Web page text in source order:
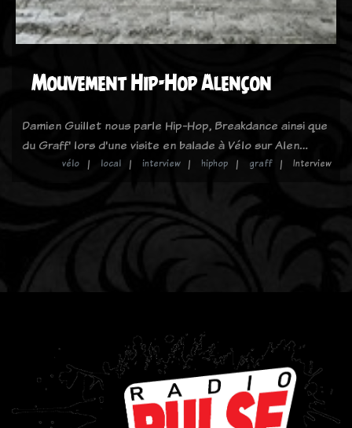
Mouvement Hip-Hop Alençon
Damien Guillet nous parle Hip-Hop, Breakdance ainsi que
du Graff' lors d'une visite en balade à Vélo sur Alen…
vélo local interview hiphop graff Interview